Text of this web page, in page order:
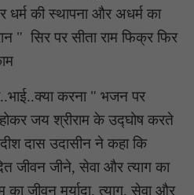
की स्थापना और अधर्म का
" सिर पर सीता राम फिक्र फिर
करना " भजन पर
होकर जय श्रीराम के उद्घोष करते
दास उदासीन ने कहा कि
जीवन जीने, सेवा और त्याग का
जीवन मर्यादा, त्याग, सेवा और